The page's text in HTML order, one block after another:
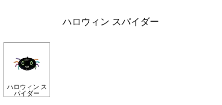
ハロウィン スパイダー
ハロウィン ス
パイダー